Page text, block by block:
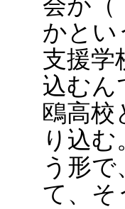
かと
支援
込むん
鴎高校
り込
う形
て、そ